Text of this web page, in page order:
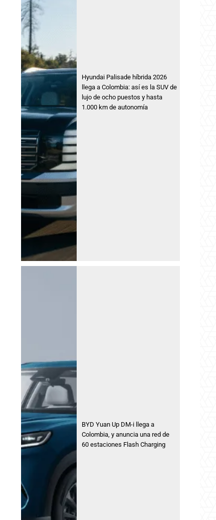
Hyundai Palisade híbrida 2026
llega a Colombia: así es la SUV de
lujo de ocho puestos y hasta
1.000 km de autonomía
BYD Yuan Up DM-i llega a
Colombia, y anuncia una red de
60 estaciones Flash Charging